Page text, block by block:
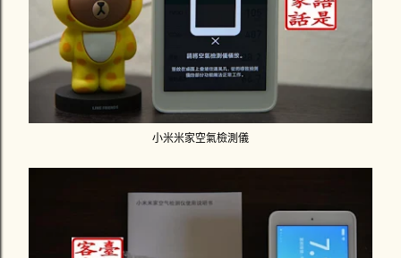
小米米家空氣檢測儀